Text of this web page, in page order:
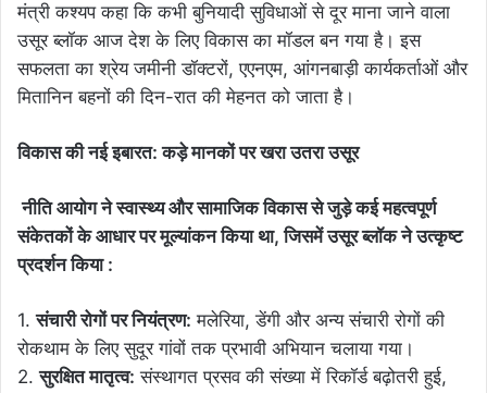
मंत्री कश्यप कहा कि कभी बुनियादी सुविधाओं से दूर माना जाने वाला
उसूर ब्लॉक आज देश के लिए विकास का मॉडल बन गया है। इस
सफलता का श्रेय जमीनी डॉक्टरों, एएनएम, आंगनबाड़ी कार्यकर्ताओं और
मितानिन बहनों की दिन-रात की मेहनत को जाता है।
विकास की नई इबारत: कड़े मानकों पर खरा उतरा उसूर
नीति आयोग ने स्वास्थ्य और सामाजिक विकास से जुड़े कई महत्वपूर्ण
संकेतकों के आधार पर मूल्यांकन किया था, जिसमें उसूर ब्लॉक ने उत्कृष्ट
प्रदर्शन किया :
1.संचारी रोगों पर नियंत्रण: मलेरिया, डेंगी और अन्य संचारी रोगों की
रोकथाम के लिए सुदूर गांवों तक प्रभावी अभियान चलाया गया।
2.सुरक्षित मातृत्व: संस्थागत प्रसव की संख्या में रिकॉर्ड बढ़ोतरी हुई,